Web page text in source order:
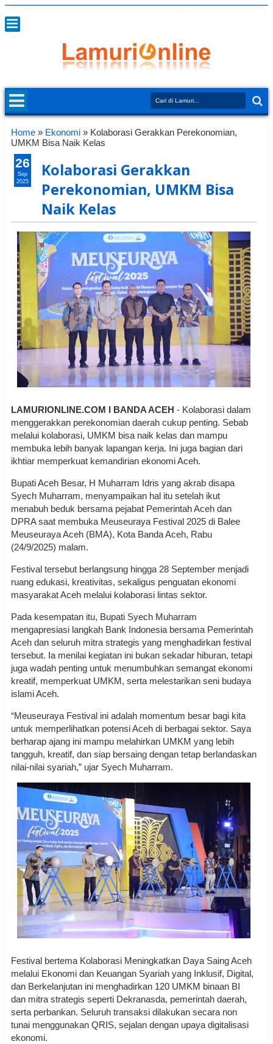
Home » Ekonomi » Kolaborasi Gerakkan Perekonomian,
UMKM Bisa Naik Kelas
Kolaborasi Gerakkan
Perekonomian, UMKM Bisa
Naik Kelas
LAMURIONLINE.COM I BANDA ACEH - Kolaborasi dalam
menggerakkan perekonomian daerah cukup penting. Sebab
melalui kolaborasi, UMKM bisa naik kelas dan mampu
membuka lebih banyak lapangan kerja. Ini juga bagian dari
ikhtiar memperkuat kemandirian ekonomi Aceh.
Bupati Aceh Besar, H Muharram Idris yang akrab disapa
Syech Muharram, menyampaikan hal itu setelah ikut
menabuh beduk bersama pejabat Pemerintah Aceh dan
DPRA saat membuka Meuseuraya Festival 2025 di Balee
Meuseuraya Aceh (BMA), Kota Banda Aceh, Rabu
(24/9/2025) malam.
Festival tersebut berlangsung hingga 28 September menjadi
ruang edukasi, kreativitas, sekaligus penguatan ekonomi
masyarakat Aceh melalui kolaborasi lintas sektor.
Pada kesempatan itu, Bupati Syech Muharram
mengapresiasi langkah Bank Indonesia bersama Pemerintah
Aceh dan seluruh mitra strategis yang menghadirkan festival
tersebut. Ia menilai kegiatan ini bukan sekadar hiburan, tetapi
juga wadah penting untuk menumbuhkan semangat ekonomi
kreatif, memperkuat UMKM, serta melestarikan seni budaya
islami Aceh.
“Meuseuraya Festival ini adalah momentum besar bagi kita
untuk memperlihatkan potensi Aceh di berbagai sektor. Saya
berharap ajang ini mampu melahirkan UMKM yang lebih
tangguh, kreatif, dan siap bersaing dengan tetap berlandaskan
nilai-nilai syariah,” ujar Syech Muharram.
Festival bertema Kolaborasi Meningkatkan Daya Saing Aceh
melalui Ekonomi dan Keuangan Syariah yang Inklusif, Digital,
dan Berkelanjutan ini menghadirkan 120 UMKM binaan BI
dan mitra strategis seperti Dekranasda, pemerintah daerah,
serta perbankan. Seluruh transaksi dilakukan secara non
tunai menggunakan QRIS, sejalan dengan upaya digitalisasi
ekonomi.
26
Sep
2025